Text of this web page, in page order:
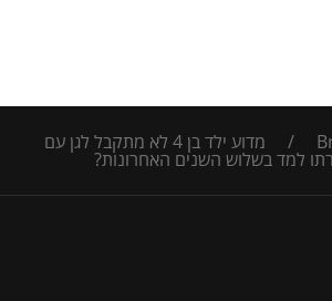
/ מדוע ילד בן 4 לא מתקבל לגן עם
למד בשלוש השנים האחרונות?